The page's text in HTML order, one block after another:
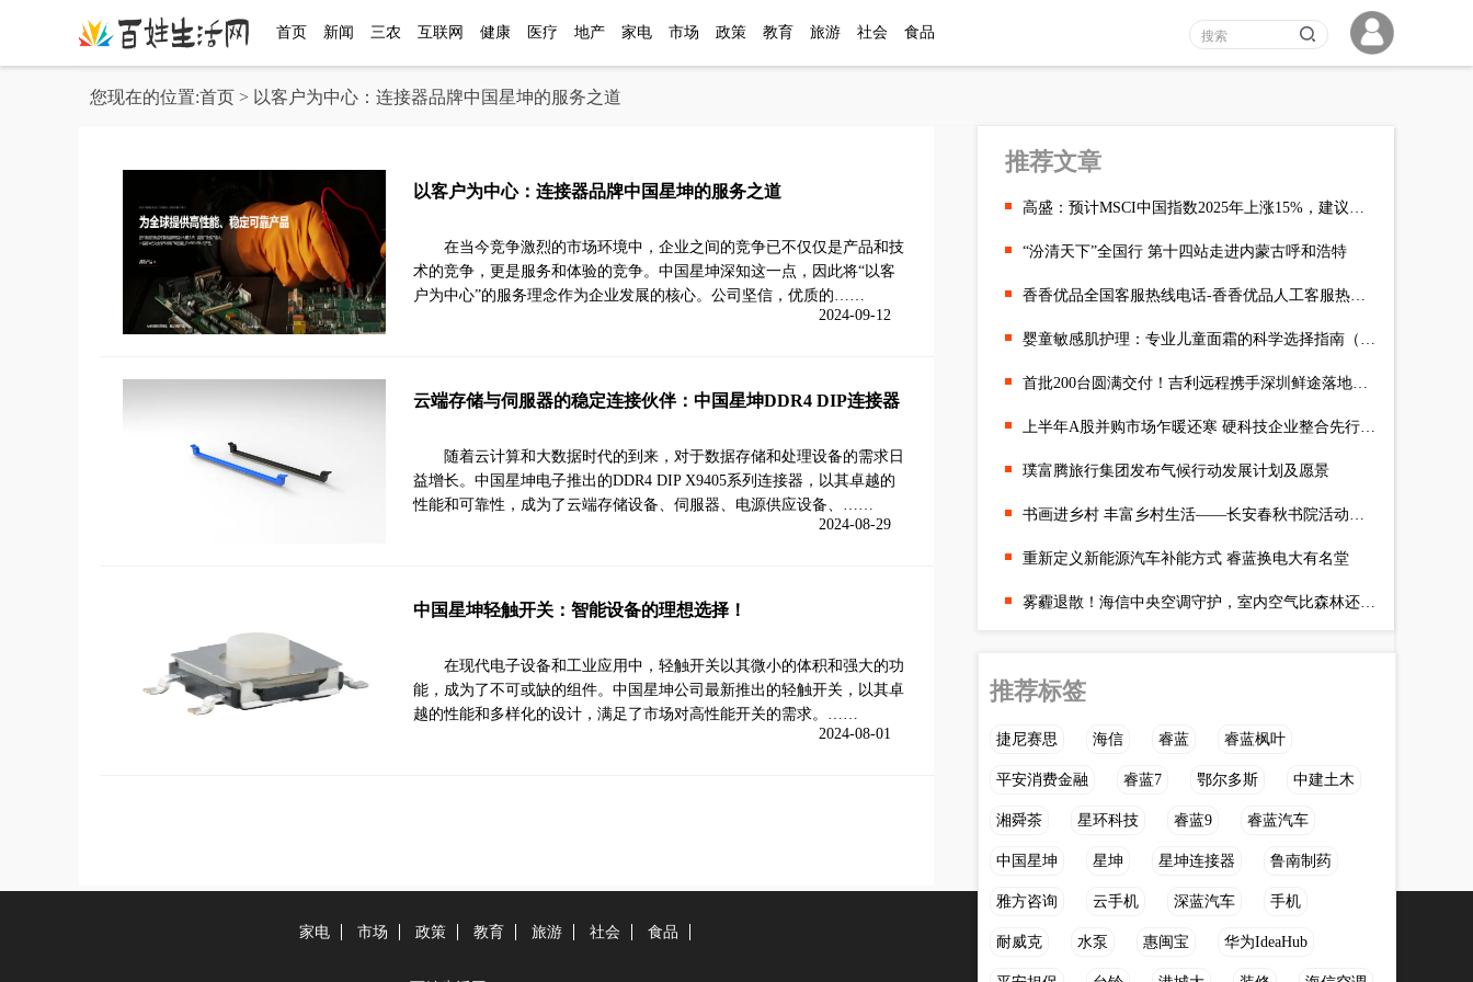
首页 新闻 三农 互联网 健康 医疗 地产 家电 市场 政策 教育 旅游 社会 食品
您现在的位置:首页 > 以客户为中心：连接器品牌中国星坤的服务之道
以客户为中心：连接器品牌中国星坤的服务之道
在当今竞争激烈的市场环境中，企业之间的竞争已不仅仅是产品和技
术的竞争，更是服务和体验的竞争。中国星坤深知这一点，因此将“以客
户为中心”的服务理念作为企业发展的核心。公司坚信，优质的……
2024-09-12
云端存储与伺服器的稳定连接伙伴：中国星坤DDR4 DIP连接器
随着云计算和大数据时代的到来，对于数据存储和处理设备的需求日
益增长。中国星坤电子推出的DDR4 DIP X9405系列连接器，以其卓越的
性能和可靠性，成为了云端存储设备、伺服器、电源供应设备、……
2024-08-29
中国星坤轻触开关：智能设备的理想选择！
在现代电子设备和工业应用中，轻触开关以其微小的体积和强大的功
能，成为了不可或缺的组件。中国星坤公司最新推出的轻触开关，以其卓
越的性能和多样化的设计，满足了市场对高性能开关的需求。……
2024-08-01
推荐文章
高盛：预计MSCI中国指数2025年上涨15%，建议关注消费板块投资机
“汾清天下”全国行 第十四站走进内蒙古呼和浩特
香香优品全国客服热线电话-香香优品人工客服热线电话
婴童敏感肌护理：专业儿童面霜的科学选择指南（0-12岁）
首批200台圆满交付！吉利远程携手深圳鲜途落地千台冷藏车战略合
上半年A股并购市场乍暖还寒 硬科技企业整合先行一步
璞富腾旅行集团发布气候行动发展计划及愿景
书画进乡村 丰富乡村生活——长安春秋书院活动纪实
重新定义新能源汽车补能方式 睿蓝换电大有名堂
雾霾退散！海信中央空调守护，室内空气比森林还清新
推荐标签
捷尼赛思 海信 睿蓝 睿蓝枫叶
平安消费金融 睿蓝7 鄂尔多斯 中建土木
湘舜茶 星环科技 睿蓝9 睿蓝汽车
中国星坤 星坤 星坤连接器 鲁南制药
雅方咨询 云手机 深蓝汽车 手机
耐威克 水泵 惠闽宝 华为IdeaHub
家电 市场 政策 教育 旅游 社会 食品